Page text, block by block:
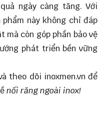
ngày càng tăng. Với
này không chỉ đáp
mà còn góp phần bảo vệ
phát triển bền vững
theo dõi inoxmen.vn để
nối răng ngoài inox!